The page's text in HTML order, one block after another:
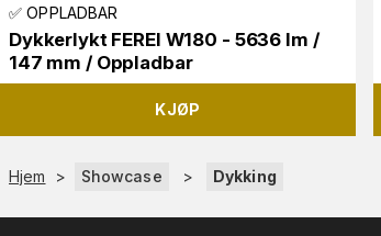
✅ OPPLADBAR
Dykkerlykt FEREI W180 - 5636 lm /
147 mm / Oppladbar
KJØP
Hjem > Showcase > Dykking